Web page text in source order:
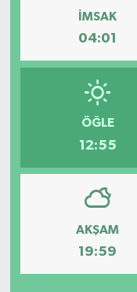
İMSAK
04:01
ÖĞLE
12:55
AKŞAM
19:59